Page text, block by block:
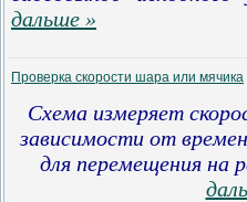
дальше »
Проверка скорости шара или мячика
Схема измеряет
зависимости от
для перемещения на